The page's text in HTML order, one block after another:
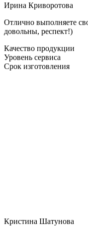
Ирина Криворотова
Отлично выполняете
довольны, респект!)
Качество продукции
Уровень сервиса
Срок изготовления
Кристина Шатунова